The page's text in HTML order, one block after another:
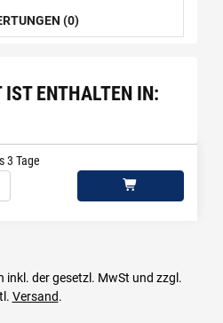
(0)
IST ENTHALTEN IN:
3 Tage
inkl. der gesetzl. MwSt und zzgl.
Versand.